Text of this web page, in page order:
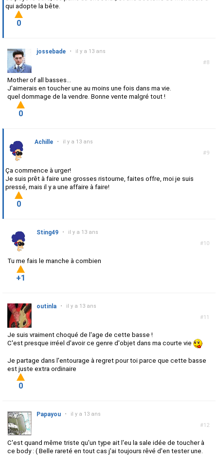
qui adopte la bête.
0
#8
jossebade • il y a 13 ans
Mother of all basses...
J'aimerais en toucher une au moins une fois dans ma vie.
quel dommage de la vendre. Bonne vente malgré tout !
0
#9
Achille • il y a 13 ans
Ça commence à urger!
Je suis prêt à faire une grosses ristourne, faites offre, moi je suis
pressé, mais il y a une affaire à faire!
0
#10
Sting49 • il y a 13 ans
Tu me fais le manche à combien
+1
#11
outinla • il y a 13 ans
Je suis vraiment choqué de l'age de cette basse !
C'est presque irréel d'avoir ce genre d'objet dans ma courte vie
Je partage dans l'entourage à regret pour toi parce que cette basse
est juste extra ordinaire
0
#12
Papayou • il y a 13 ans
C'est quand même triste qu'un type ait l'eu la sale idée de toucher à
ce body : ( Belle rareté en tout cas j'ai toujours rêvé d'en tester une.